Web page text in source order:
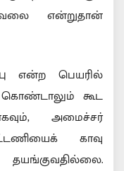
என்றுதான்
என்ற பெயரில்
கூட
அமைச்சர்
காவு